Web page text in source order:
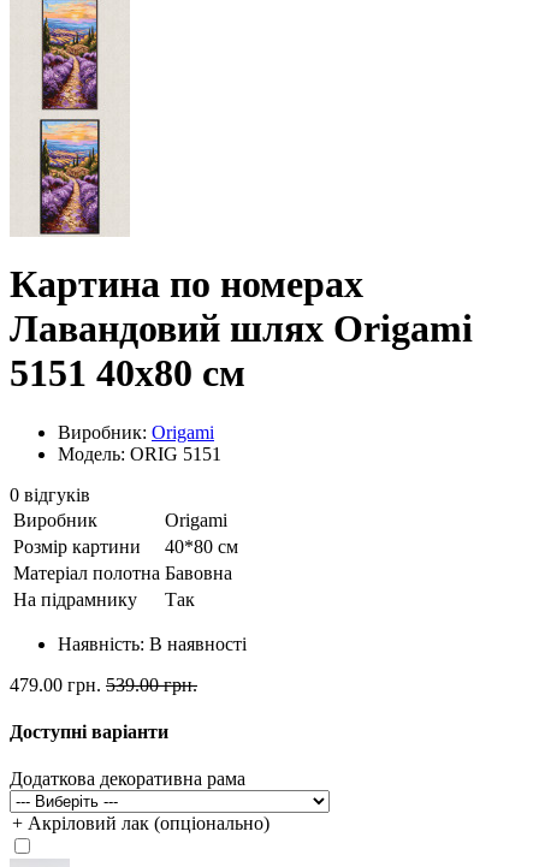
Картина по номерах
Лавандовий шлях Origami
5151 40x80 см
Виробник: Origami
Модель: ORIG 5151
0 відгуків
Виробник
Origami
Розмір картини
40*80 см
Матеріал полотна Бавовна
На підрамнику
Так
Наявність: В наявності
479.00 грн. 539.00 грн.
Доступні варіанти
Додаткова декоративна рама
+ Акріловий лак (опціонально)